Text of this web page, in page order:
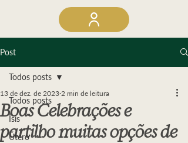
Post
Todos posts
Ísis
Útero
Todos posts
Boas Celebrações e
partilho muitas opções de
13 de dez. de 2023 2 min de leitura